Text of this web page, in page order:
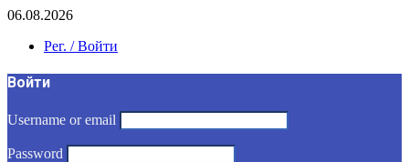
06.08.2026
Рег. / Войти
Войти
Username or email
Password